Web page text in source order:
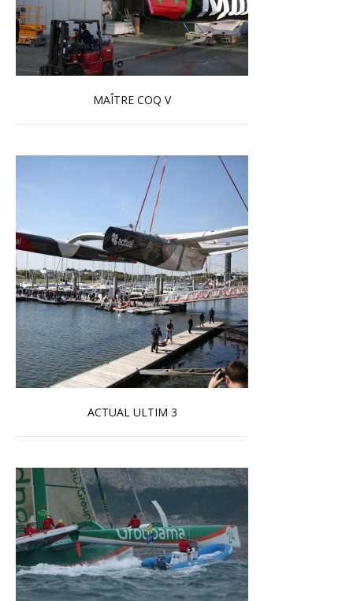
MAÎTRE COQ V
En savoir plus...
ACTUAL ULTIM 3
En savoir plus...